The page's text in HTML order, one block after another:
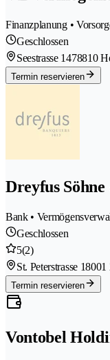
Finanzplanung •
Geschlossen
Seestrasse 1478810
Termin reservieren
Dreyfus
Bank •
Geschlossen
5(2)
St. Peterstrasse 18001
Termin reservieren
Vontobel